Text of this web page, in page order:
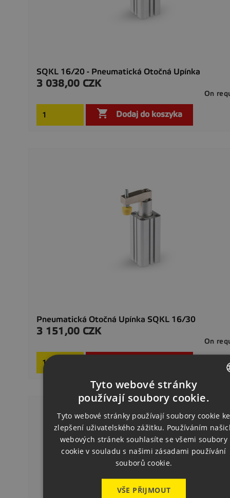
SQKL 16/20 - Pneumatická Otočná Upínka
Cena
3 038,00 CZK
On
 Dodaj do koszyka
Pneumatická Otočná Upínka SQKL 16/30
Cena
3 151,00 CZK
On
ENGLISH
GERMAN
Tyto webové stránky
používají soubory cookie.
Tyto webové stránky používají soubory cookie ke
zlepšení uživatelského zážitku. Používáním
webových stránek souhlasíte se všemi soubory
cookie v souladu s našimi zásadami používání
souborů cookie.
VŠE PŘIJMOUT